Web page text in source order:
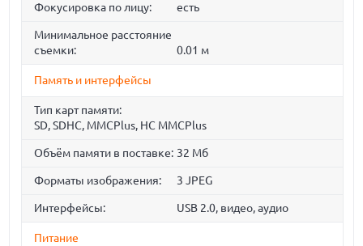
Фокусировка по лицу: есть
Минимальное расстояние
съемки:
0.01 м
Память и интерфейсы
Тип карт памяти:
SD, SDHC, MMCPlus, HC MMCPlus
Объём памяти в поставке: 32 Мб
Форматы изображения: 3 JPEG
Интерфейсы: USB 2.0, видео, аудио
Питание